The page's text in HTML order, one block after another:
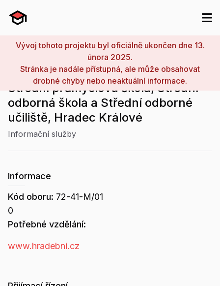
Vývoj tohoto projektu byl oficiálně ukončen dne 13.
února 2025.
Stránka je nadále přístupná, ale může obsahovat
drobné chyby nebo neaktuální informace.
Střední průmyslová škola, Střední
odborná škola a Střední odborné
učiliště, Hradec Králové
Informační služby
Informace
Kód oboru: 72-41-M/01
0
Potřebné vzdělání:
www.hradebni.cz